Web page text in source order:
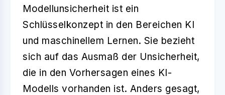
Modellunsicherheit ist ein
Schlüsselkonzept in den Bereichen KI
und maschinellem Lernen. Sie bezieht
sich auf das Ausmaß der Unsicherheit,
die in den Vorhersagen eines KI-
Modells vorhanden ist. Anders gesagt,